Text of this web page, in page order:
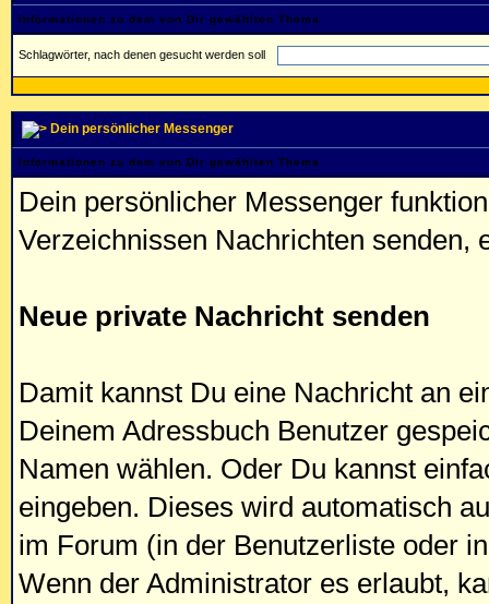
Informationen zu dem von Dir gewählten Thema
Schlagwörter, nach denen gesucht werden soll
Dein persönlicher Messenger
Informationen zu dem von Dir gewählten Thema
Dein persönlicher Messenger
Verzeichnissen Nachrichten senden,
Neue private Nachricht senden
Damit kannst Du eine Nachricht an
Deinem Adressbuch Benutzer
Namen wählen. Oder Du kannst
eingeben. Dieses wird automatisch
im Forum (in der Benutzerliste oder
Wenn der Administrator es erlaubt,